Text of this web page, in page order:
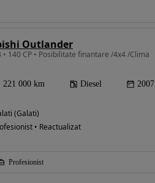
Outlander
• 140 CP • Posibilitate finantare /4x4 /Clima
221 000 km Diesel 2007
(Galati)
• Reactualizat
Profesionist